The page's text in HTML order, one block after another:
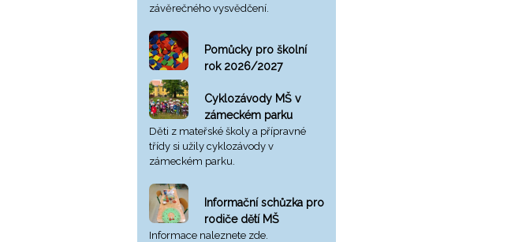
závěrečného vysvědčení.
Pomůcky pro školní
rok 2026/2027
Cyklozávody MŠ v
zámeckém parku
Děti z mateřské školy a přípravné
třídy si užily cyklozávody v
zámeckém parku.
Informační schůzka pro
rodiče dětí MŠ
Informace naleznete zde.